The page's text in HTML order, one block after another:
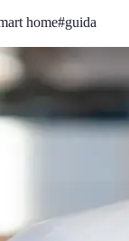
home#guida